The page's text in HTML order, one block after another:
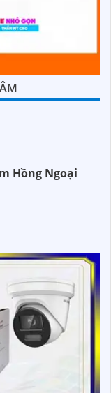
Hồng Ngoại